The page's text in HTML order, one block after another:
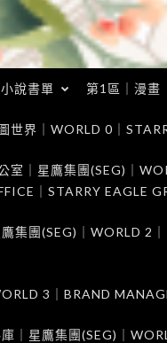
說書單 第1區｜漫畫
世界｜WORLD 0｜
室｜星鷹集團(SEG)｜
｜STARRY EAGLE
集團(SEG)｜WORLD
3｜BRAND
｜星鷹集團(SEG)｜